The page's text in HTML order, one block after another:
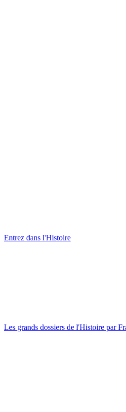
Entrez dans l'Histoire
Les grands dossiers de l'Histoire par